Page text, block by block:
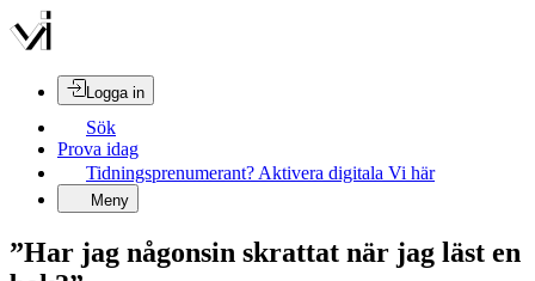
Logga in
Sök
Prova idag
Tidningsprenumerant? Aktivera digitala Vi här
Meny
”Har jag någonsin skrattat när jag läst en